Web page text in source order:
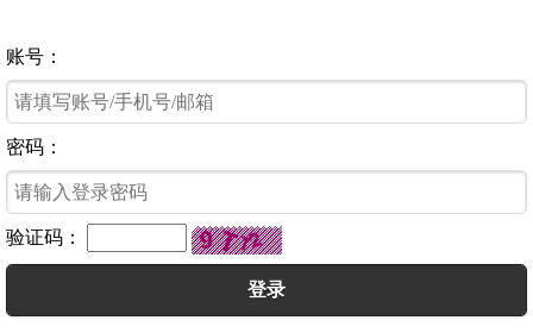
账号：
密码：
验证码：
登录